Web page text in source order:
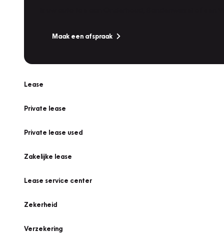
Maak een afspraak
Lease
Private lease
Private lease used
Zakelijke lease
Lease service center
Zekerheid
Verzekering